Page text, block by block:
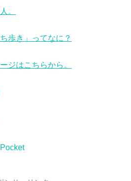
。
歩き」ってなに？
ジはこちらから。
Pocket